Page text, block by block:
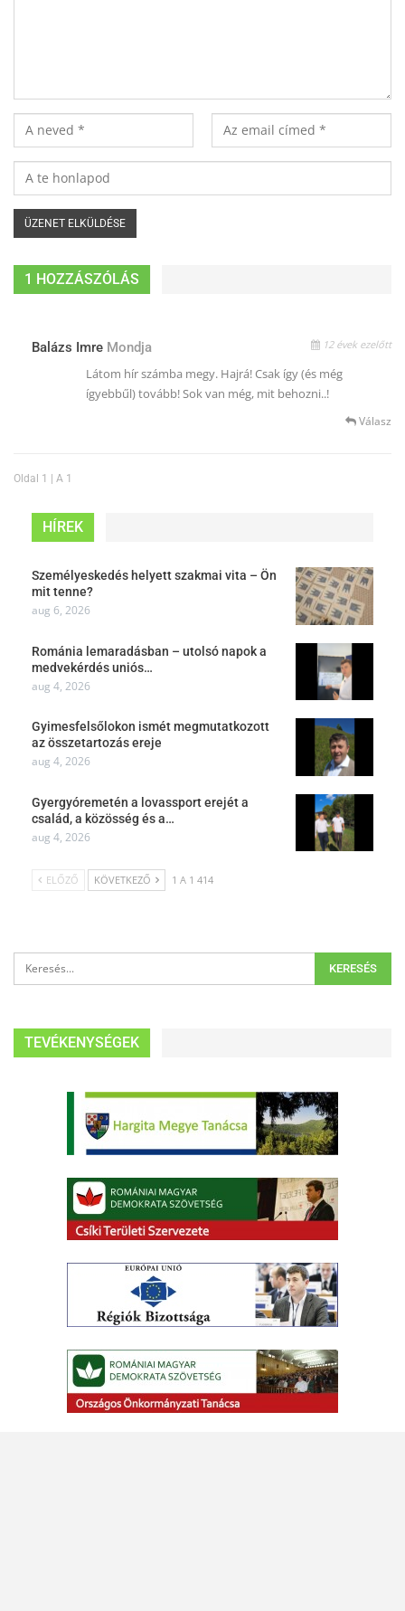
1 HOZZÁSZÓLÁS
Balázs Imre Mondja 12 évek ezelőtt
Látom hír számba megy. Hajrá! Csak így (és még
ígyebbűl) tovább! Sok van még, mit behozni..!
Válasz
Oldal 1 | A 1
HÍREK
Személyeskedés helyett szakmai vita – Ön
mit tenne?
aug 6, 2026
Románia lemaradásban – utolsó napok a
medvekérdés uniós…
aug 4, 2026
Gyimesfelsőlokon ismét megmutatkozott
az összetartozás ereje
aug 4, 2026
Gyergyóremetén a lovassport erejét a
család, a közösség és a…
aug 4, 2026
ELŐZŐ KÖVETKEZŐ 1 A 1 414
TEVÉKENYSÉGEK